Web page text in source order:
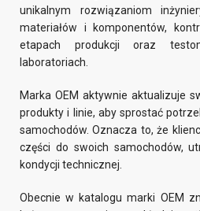
unikalnym rozwiązaniom
materiałów i komponentów,
etapach produkcji oraz
laboratoriach.
Marka OEM aktywnie aktualizuje
produkty i linie, aby sprostać
samochodów. Oznacza to, że
części do swoich samochodów,
kondycji technicznej.
Obecnie w katalogu marki OEM